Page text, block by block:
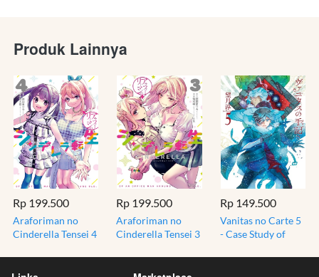
Produk Lainnya
Rp 199.500
Araforiman no
Cinderella Tensei 4
Rp 199.500
Araforiman no
Cinderella Tensei 3
Rp 149.500
Vanitas no Carte 5
- Case Study of